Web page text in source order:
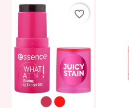
ET954254.10
ET954257.20
favorite_border